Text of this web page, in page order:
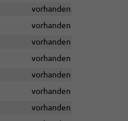
vorhanden
vorhanden
vorhanden
vorhanden
vorhanden
vorhanden
vorhanden